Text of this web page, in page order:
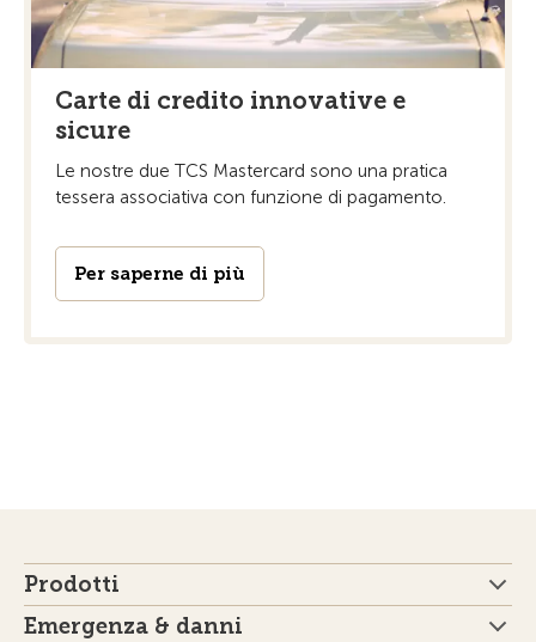
Carte di credito innovative e
sicure
Le nostre due TCS Mastercard sono una pratica
tessera associativa con funzione di pagamento.
Per saperne di più
Prodotti
Emergenza & danni